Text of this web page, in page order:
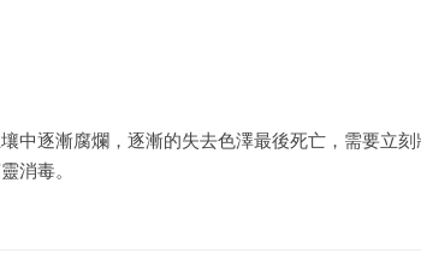
中逐漸腐爛，逐漸的失去色澤最後死亡，需要立刻
消毒。